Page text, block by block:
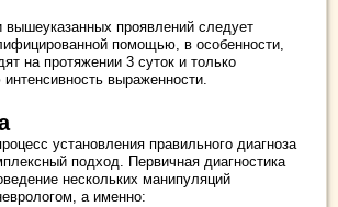
вышеуказанных проявлений следует
помощью, в особенности,
на протяжении 3 суток и только
выраженности.
установления правильного диагноза
подход. Первичная диагностика
нескольких манипуляций
а именно: